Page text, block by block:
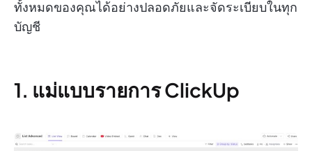
ทั้งหมดของคุณได้อย่างปลอดภัยและจัดระเบียบในทุก
บัญชี
1. แม่แบบรายการ ClickUp